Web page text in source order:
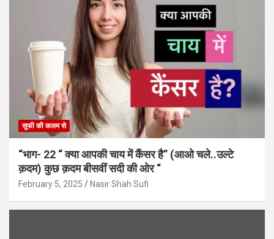
सूफी की कलम से
“भाग- 22 “ क्या आपकी चाय में कैंसर है” (आओ चले..उल्टे
क़दम) कुछ क़दम बीसवीं सदी की ओर “
February 5, 2025 Nasir Shah Sufi